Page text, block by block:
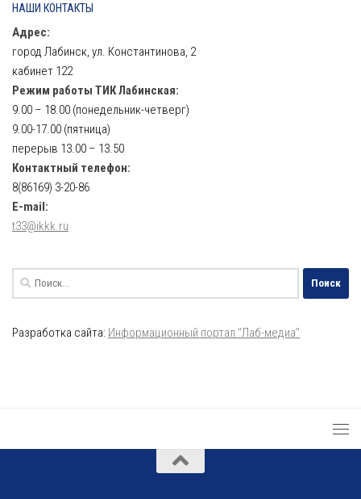
НАШИ КОНТАКТЫ
Адрес:
город Лабинск, ул. Константинова, 2
кабинет 122
Режим работы ТИК Лабинская:
9.00 – 18.00 (понедельник-четверг)
9.00-17.00 (пятница)
перерыв 13.00 – 13.50
Контактный телефон:
8(86169) 3-20-86
E-mail:
t33@ikkk.ru
Найти:
Разработка сайта: Информационный портал "Лаб-медиа"